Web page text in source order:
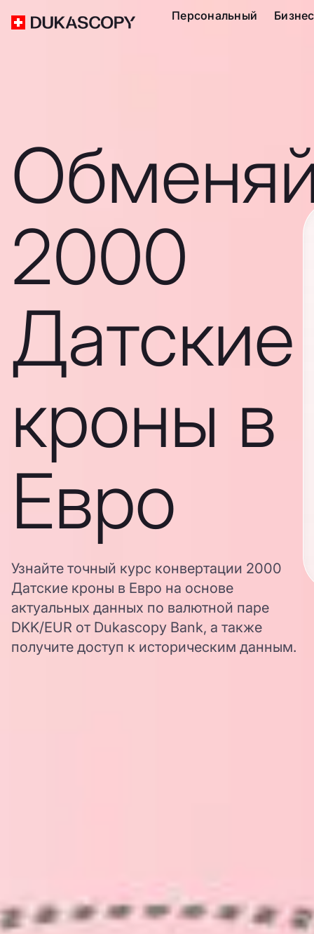
Персональный Бизнес
2000
Датские
кроны в
Евро
Узнайте точный курс конвертации 2000
Датские кроны в Евро на основе
актуальных данных по валютной паре
DKK/EUR от Dukascopy Bank, а также
получите доступ к историческим данным.